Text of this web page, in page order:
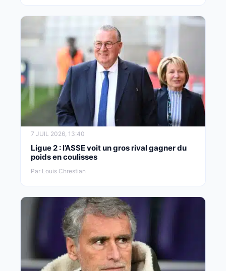
7 JUIL 2026, 13:40
Ligue 2 : l’ASSE voit un gros rival gagner du
poids en coulisses
Par Louis Chrestian